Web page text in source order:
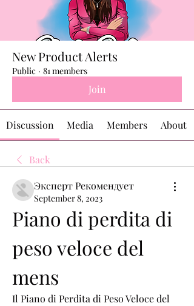
New Product Alerts
Public · 81 members
Join
Discussion Media Members About
Back
Эксперт Рекомендует
September 8, 2023
Piano di perdita di
peso veloce del
mens
Il Piano di Perdita di Peso Veloce del